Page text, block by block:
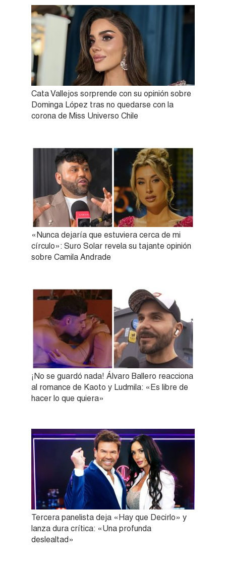
Cata Vallejos sorprende con su opinión sobre
Dominga López tras no quedarse con la
corona de Miss Universo Chile
«Nunca dejaría que estuviera cerca de mi
círculo»: Suro Solar revela su tajante opinión
sobre Camila Andrade
¡No se guardó nada! Álvaro Ballero reacciona
al romance de Kaoto y Ludmila: «Es libre de
hacer lo que quiera»
Tercera panelista deja «Hay que Decirlo» y
lanza dura crítica: «Una profunda
deslealtad»